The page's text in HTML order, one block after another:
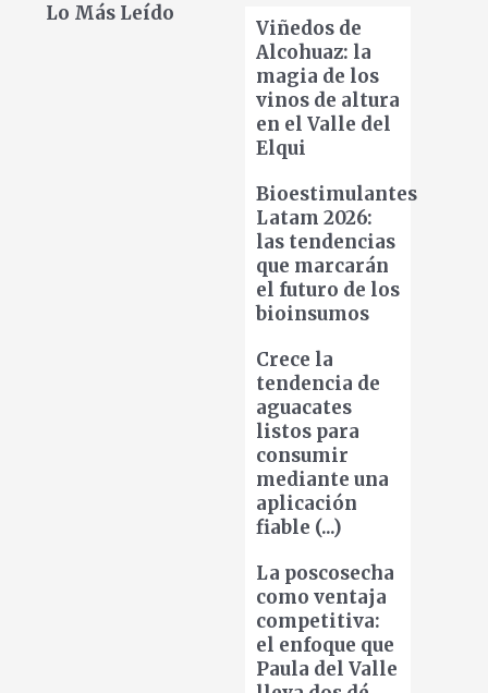
Lo Más Leído
Viñedos de
Alcohuaz: la
magia de los
vinos de altura
en el Valle del
Elqui
Bioestimulantes
Latam 2026:
las tendencias
que marcarán
el futuro de los
bioinsumos
Crece la
tendencia de
aguacates
listos para
consumir
mediante una
aplicación
fiable (...)
La poscosecha
como ventaja
competitiva:
el enfoque que
Paula del Valle